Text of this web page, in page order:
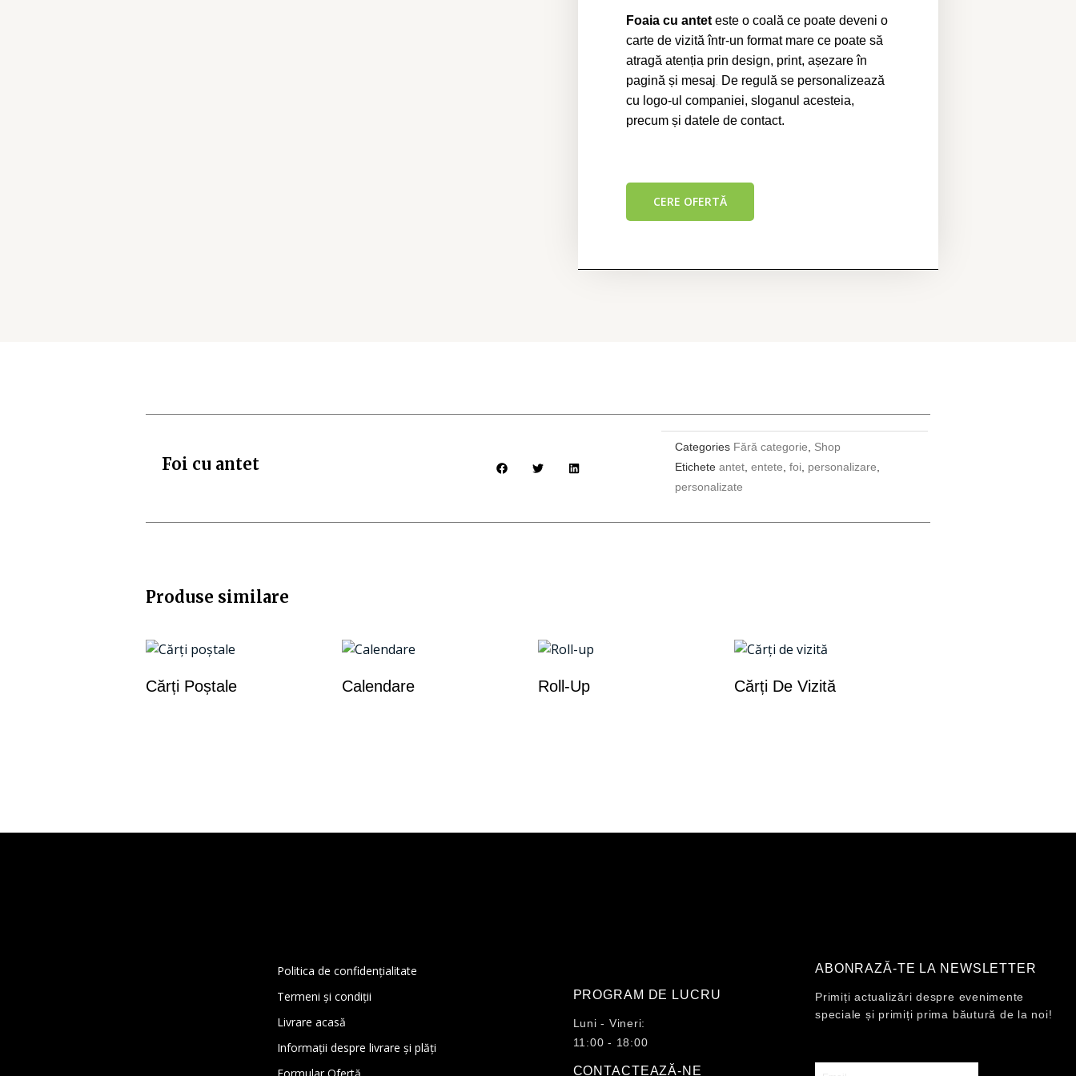
Foaia cu antet este o coală ce poate deveni o
carte de vizită într-un format mare ce poate să
atragă atenția prin design, print, așezare în
pagină și mesaj. De regulă se personalizează
cu logo-ul companiei, sloganul acesteia,
precum și datele de contact.
CERE OFERTĂ
Foi cu antet
Categories Fără categorie
Shop
Etichete antet, entete foi personalizare
personalizate
Produse similare
Cărți Poștale Calendare Roll-Up Cărți De Vizită
Politica de confidențialitate
Termeni și condiții
Livrare acasă
Informații despre livrare și plăți
PROGRAM DE LUCRU
Luni - Vineri:
11:00 - 18:00
CONTACTEAZĂ-NE
ABONRAZĂ-TE LA NEWSLETTER
Primiți actualizări despre evenimente
speciale și primiți prima băutură de la noi!